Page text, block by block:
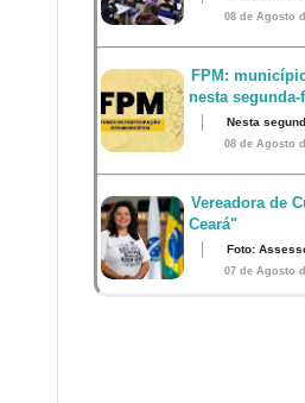
08 de Agosto
FPM:
nesta segunda-
Nesta
08 de Agosto
Vereadora de
Ceará"
Foto:
07 de Agosto